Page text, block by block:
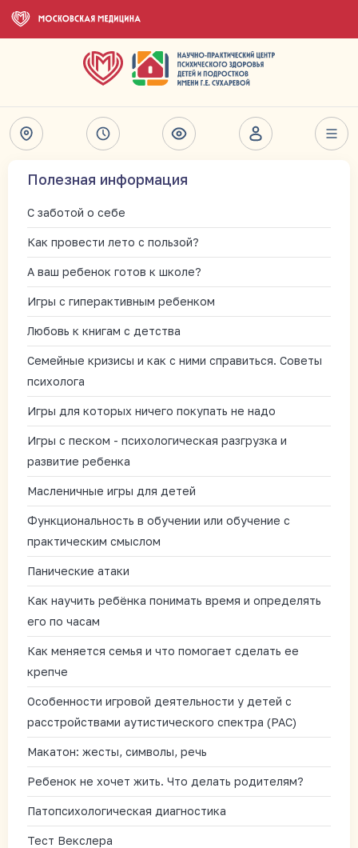
Полезная информация
С заботой о себе
Как провести лето с пользой?
А ваш ребенок готов к школе?
Игры с гиперактивным ребенком
Любовь к книгам с детства
Семейные кризисы и как с ними справиться. Советы
психолога
Игры для которых ничего покупать не надо
Игры с песком - психологическая разгрузка и
развитие ребенка
Масленичные игры для детей
Функциональность в обучении или обучение с
практическим смыслом
Панические атаки
Как научить ребёнка понимать время и определять
его по часам
Как меняется семья и что помогает сделать ее
крепче
Особенности игровой деятельности у детей с
расстройствами аутистического спектра (РАС)
Макатон: жесты, символы, речь
Ребенок не хочет жить. Что делать родителям?
Патопсихологическая диагностика
Тест Векслера